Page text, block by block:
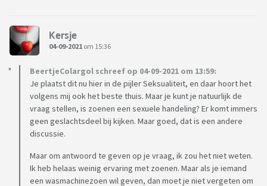
Kersje
04-09-2021 om 15:36
BeertjeColargol schreef op 04-09-2021 om 13:59:
Je plaatst dit nu hier in de pijler Seksualiteit, en daar hoort het
volgens mij ook het beste thuis. Maar je kunt je natuurlijk de
vraag stellen, is zoenen een sexuele handeling? Er komt immers
geen geslachtsdeel bij kijken. Maar goed, dat is een andere
discussie.
Maar om antwoord te geven op je vraag, ik zou het niet weten.
Ik heb helaas weinig ervaring met zoenen. Maar als je iemand
een wasmachinezoen wil geven, dan moet je niet vergeten om